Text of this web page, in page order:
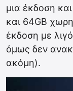
μια έκδοση
και 64GB
έκδοση με
όμως δεν
ακόμη).